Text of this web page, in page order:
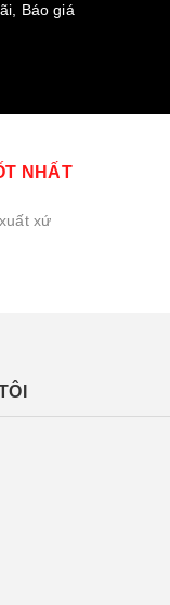
Báo giá
NHẤT
xứ